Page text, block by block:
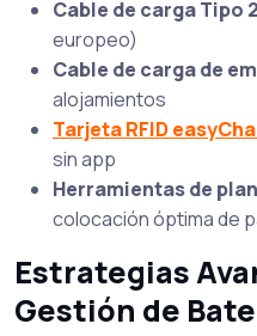
Cable de carga Tipo 2
europeo)
Cable de carga de
alojamientos
Tarjeta RFID
sin app
Herramientas de
colocación óptima de
Estrategias
Gestión de